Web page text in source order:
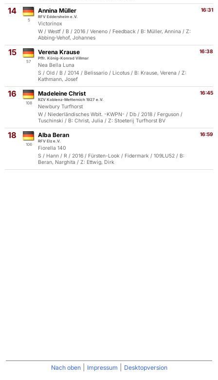
14
5
16:31
Annina Müller
RFV Eddersheim e.V.
Victorinox
W / Westf / B / 2016 / Veneno / Feedback / B: Müller, Annina / Z:
Abbing-Vehof, Johannes
15
57
16:38
Verena Krause
Pffr. König-Konrad Villmar
Nea Bella Luna
S / Old / B / 2014 / Belissario / Licotus / B: Krause, Verena / Z:
Kathmann, Josef
16
108
16:45
Madeleine Christ
RZV Koblenz-Metternich 1927 e.V.
Newbury Turfhorst
W / Niederländisches Wblt. -KWPN- / Db / 2018 / Ferguson /
Tuschinski / B: Christ, Julia / Z: Stoeterij Turfhorst BV
18
106
16:59
Alba Beran
RFV Elz e.V.
Fiorella 140
S / Hann / R / 2016 / Fürsten-Look / Fidermark / 109LU52 / B:
Beran, Narghita / Z: Ettwig, Dirk
Nach oben Impressum Desktopversion